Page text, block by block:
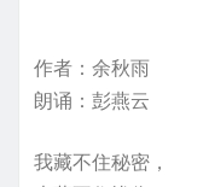
作者：余秋雨
朗诵：彭燕云
我藏不住秘密，